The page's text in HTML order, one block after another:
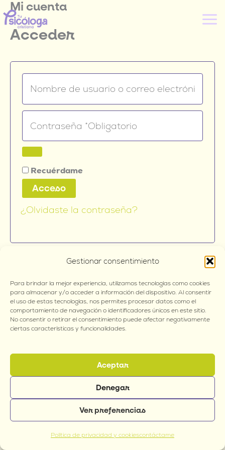
Gestionar consentimiento
Para brindar la mejor experiencia, utilizamos tecnologías como cookies
para almacenar y/o acceder a información del dispositivo. Al consentir
el uso de estas tecnologías, nos permites procesar datos como el
comportamiento de navegación o identificadores únicos en este sitio.
No consentir o retirar el consentimiento puede afectar negativamente
ciertas características y funcionalidades.
Aceptar
Denegar
Ver preferencias
Política de privacidad y cookiescontáctame
al
contenido
Mi cuenta
Acceder
Recuérdame
Acceso
¿Olvidaste la contraseña?
Política de privacidad y cookies
Términos y condiciones Ecommerce
Política de no discriminación